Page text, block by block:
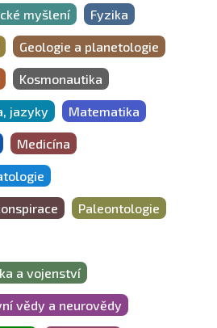
myšlení Fyzika
Geologie a planetologie
Kosmonautika
jazyky Matematika
Medicína
Paleontologie
a vojenství
vědy a neurovědy